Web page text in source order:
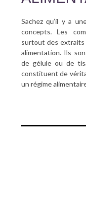
Sachez qu’il y a
concepts. Les
surtout des
alimentation. Ils
de gélule ou de
constituent de
un régime